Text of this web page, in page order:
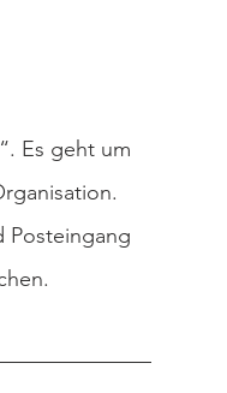
Es geht um
Posteingang